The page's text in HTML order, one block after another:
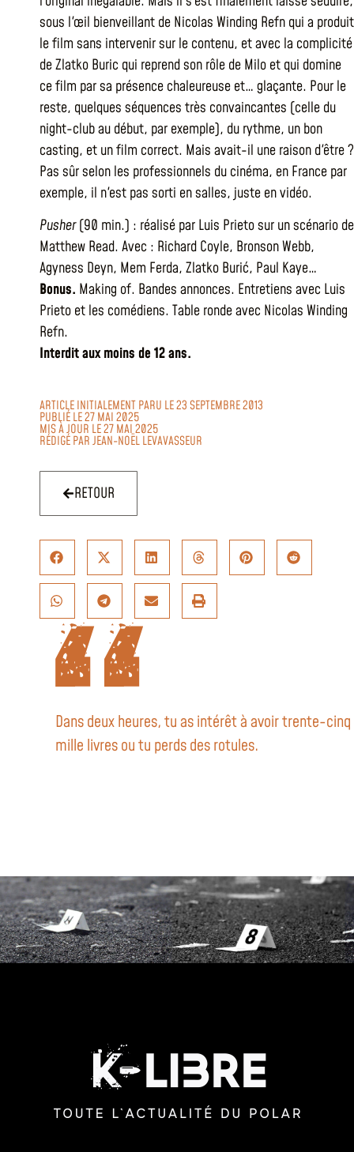
sous l'œil bienveillant de Nicolas Winding Refn qui a produit
le film sans intervenir sur le contenu, et avec la complicité
de Zlatko Buric qui reprend son rôle de Milo et qui domine
ce film par sa présence chaleureuse et… glaçante. Pour le
reste, quelques séquences très convaincantes (celle du
night-club au début, par exemple), du rythme, un bon
casting, et un film correct. Mais avait-il une raison d'être ?
Pas sûr selon les professionnels du cinéma, en France par
exemple, il n'est pas sorti en salles, juste en vidéo.
Pusher(90 min.) : réalisé par Luis Prieto sur un scénario de
Matthew Read. Avec : Richard Coyle, Bronson Webb,
Agyness Deyn, Mem Ferda, Zlatko Burić, Paul Kaye…
Bonus. Making of. Bandes annonces. Entretiens avec Luis
Prieto et les comédiens. Table ronde avec Nicolas Winding
Refn.
Interdit aux moins de 12 ans.
ARTICLE INITIALEMENT PARU LE 23 SEPTEMBRE 2013
PUBLIÉ LE 27 MAI 2025
MIS À JOUR LE 27 MAI 2025
RÉDIGÉ PARJEAN-NOËL LEVAVASSEUR
RETOUR
Dans deux heures, tu as intérêt à avoir trente-cinq
mille livres ou tu perds des rotules.